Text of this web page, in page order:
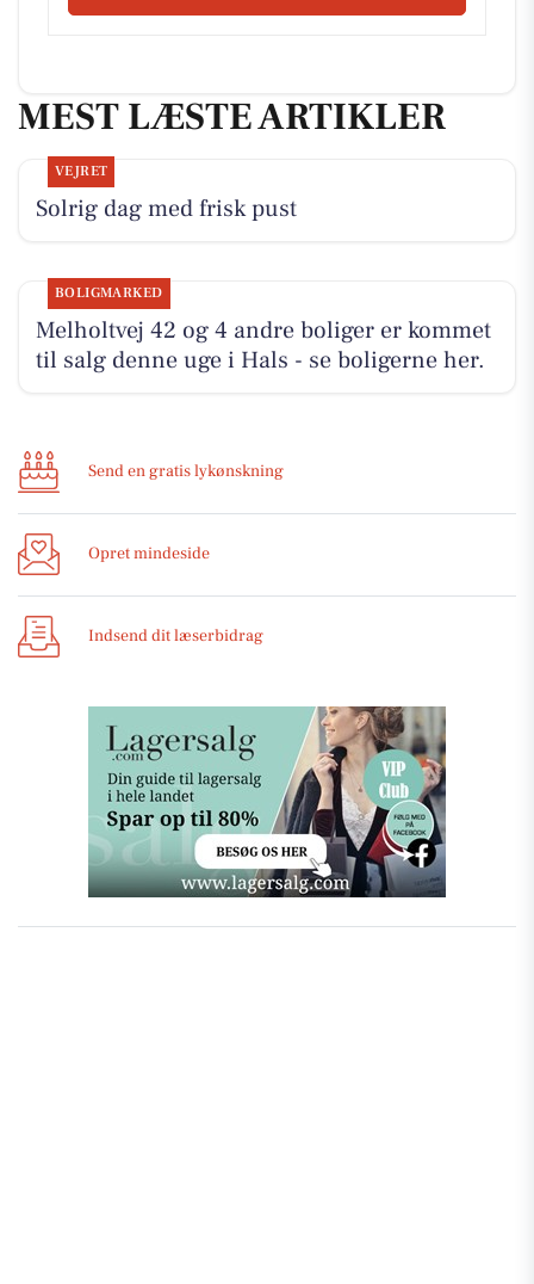
MEST LÆSTE ARTIKLER
VEJRET
Solrig dag med frisk pust
BOLIGMARKED
Melholtvej 42 og 4 andre boliger er kommet
til salg denne uge i Hals - se boligerne her.
Send en gratis lykønskning
Opret mindeside
Indsend dit læserbidrag